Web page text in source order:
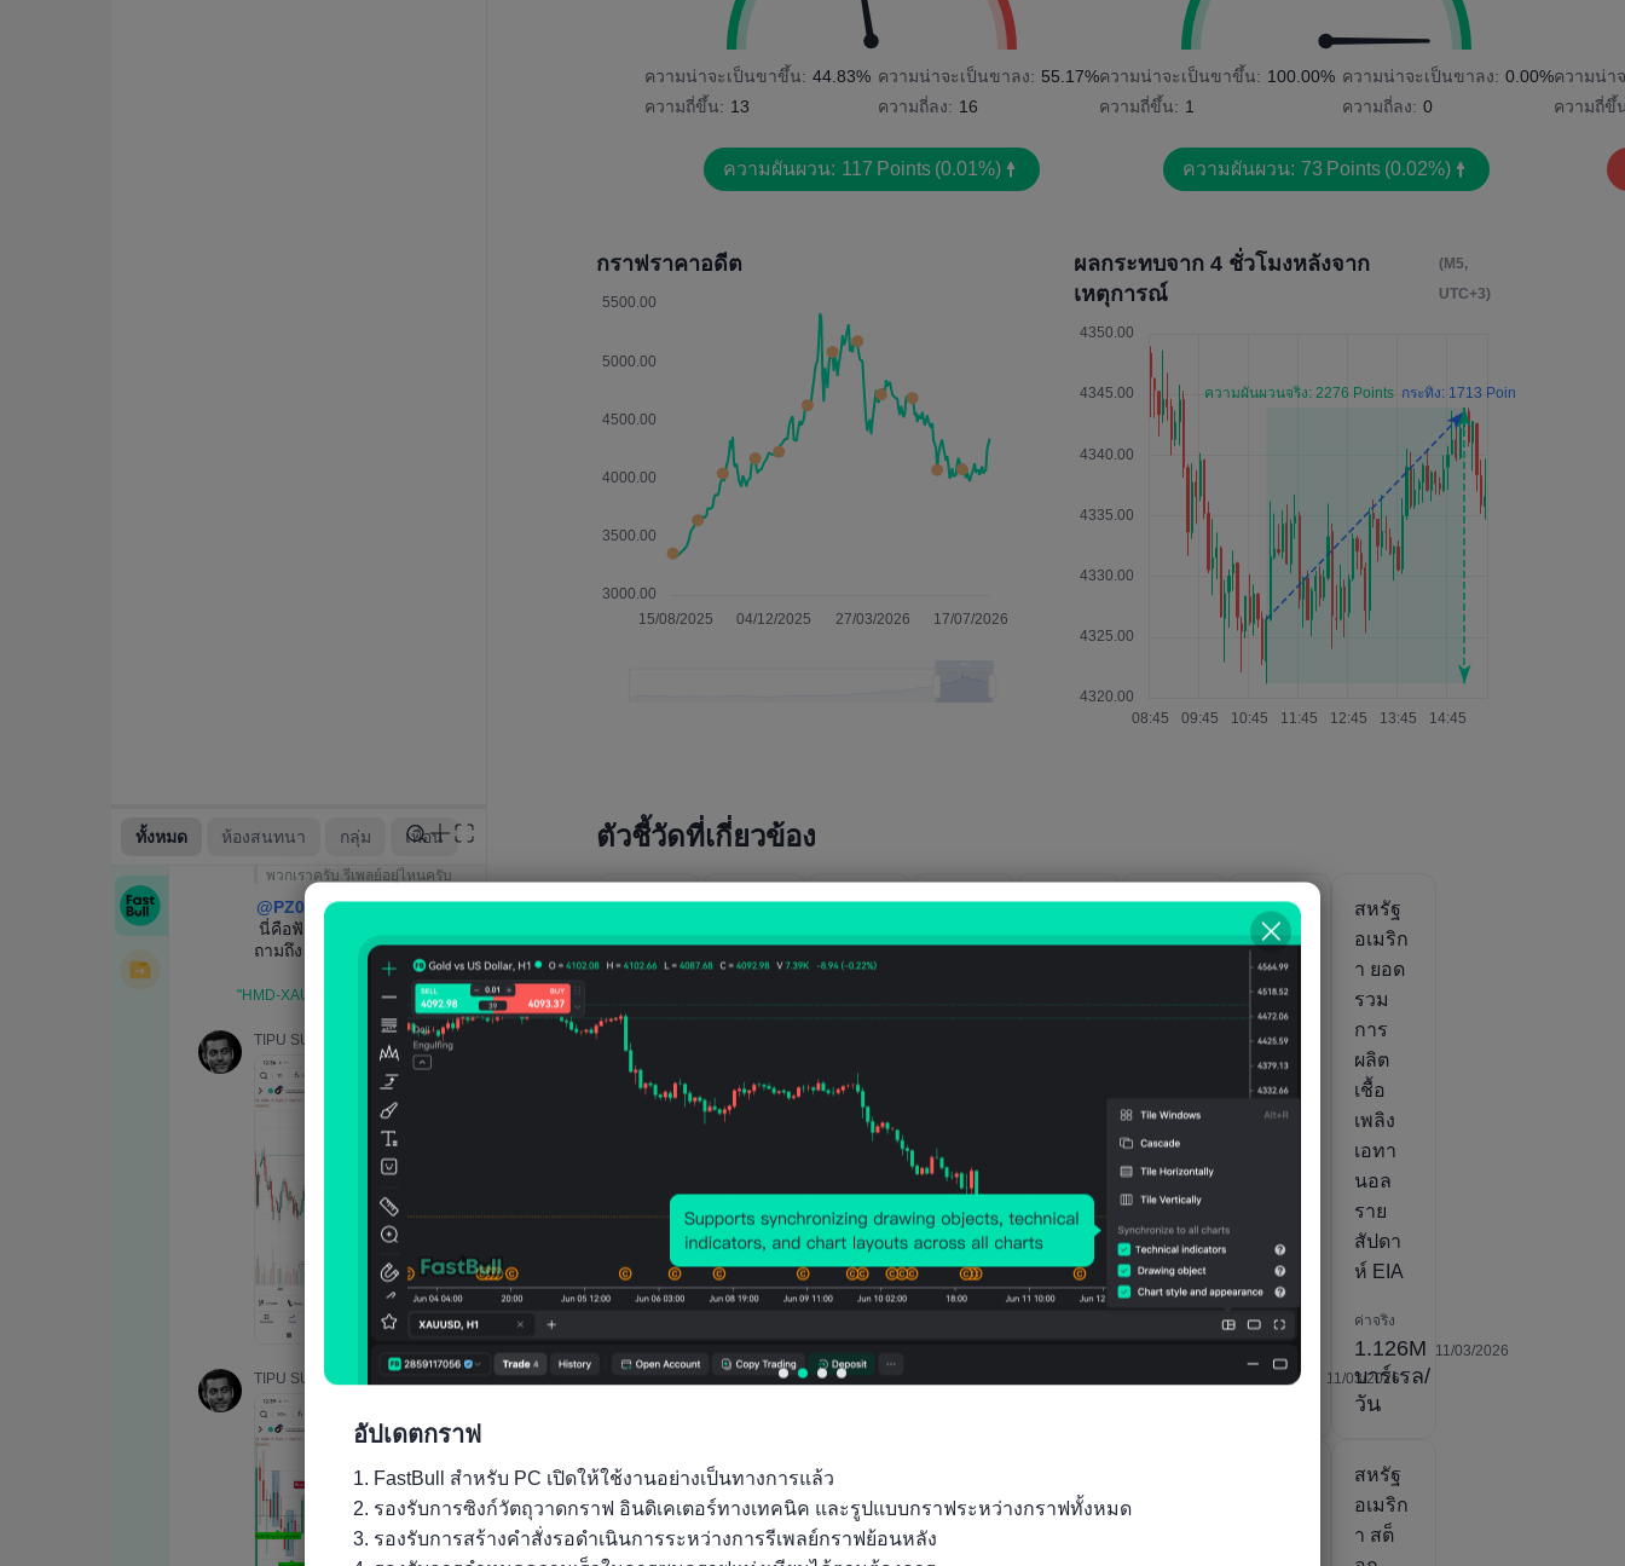
ความน่าจะเป็นขาขึ้น: 44.83%
ความถี่ขึ้น: 13
ความน่าจะเป็นขาลง: 55.17%
ความถี่ลง: 16
ความผันผวน: 117 Points (0.01%)
ความน่าจะเป็นขาขึ้น: 100.00%
ความถี่ขึ้น: 1
ความน่าจะเป็นขาลง: 0.00%
ความถี่ลง: 0
ความผันผวน: 73 Points (0.02%)
ความน่า
ความถี่ขึ้
กราฟราคาอดีต
ผลกระทบจาก 4 ชั่วโมงหลังจาก
เหตุการณ์
(M5,
UTC+3)
ตัวชี้วัดที่เกี่ยวข้อง
สหรัฐ
า การ
ณ์
ราคา
เฉลี่ย1
EIA/W
(เม.ย.)
41.12
USD/
สหรัฐ
า การ
พยากร
ระยะ
สั้นใน
EIA
(ก.ค.)
14.03M
บาร์เรล/
สหรัฐ
า การ
พยากร
ปีหน้า
ก๊าซ
EIA
(ก.ค.)
115.3B
ลูกบาศก์
สหรัฐ
ธรรม
ชาติ
EIA
(ก.ค.)
สหรัฐ
สัปดา
ห์ EIA
สหรัฐ
อก
สูตร
ใหม่
ราย
สัปดา
ห์ EIA
สหรัฐ
อเมริก
า สต็
อกเชื้อ
เอทา
นอล
ราย
25.58M
11/03/2026
สหรัฐ
อเมริก
า ยอด
รวม
การ
ผลิต
เชื้อ
เพลิง
เอทา
นอล
ราย
สัปดา
ห์ EIA
ค่าจริง
1.126M
บาร์เรล/
วัน
11/03/2026
สหรัฐ
อเมริก
า
สหรัฐ
อเมริก
า การ
สหรัฐ
อเมริก
า การ
อเมริก
า
อเมริก
สหรัฐ
อเมริก
า สต็
อัปเดตกราฟ
1. FastBull สำหรับ PC เปิดให้ใช้งานอย่างเป็นทางการแล้ว
2. รองรับการซิงก์วัตถุวาดกราฟ อินดิเคเตอร์ทางเทคนิค และรูปแบบกราฟระหว่างกราฟทั้งหมด
3. รองรับการสร้างคำสั่งรอดำเนินการระหว่างการรีเพลย์กราฟย้อนหลัง